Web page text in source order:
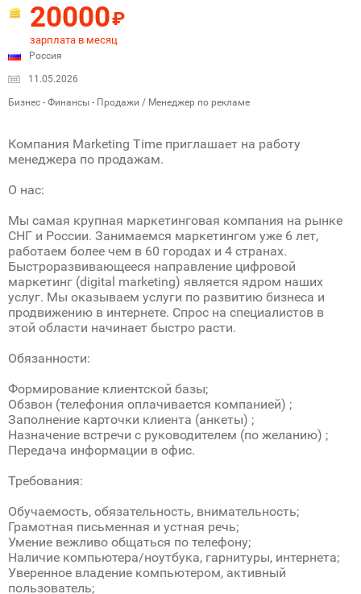
20000₽
зарплата в месяц
Россия
11.05.2026
Бизнес - Финансы - Продажи / Менеджер по рекламе
Компания Marketing Time приглашает на работу
менеджера по продажам.
О нас:
Мы самая крупная маркетинговая компания на рынке
СНГ и России. Занимаемся маркетингом уже 6 лет,
работаем более чем в 60 городах и 4 странах.
Быстроразвивающееся направление цифровой
маркетинг (digital marketing) является ядром наших
услуг. Мы оказываем услуги по развитию бизнеса и
продвижению в интернете. Спрос на специалистов в
этой области начинает быстро расти.
Обязанности:
Формирование клиентской базы;
Обзвон (телефония оплачивается компанией) ;
Заполнение карточки клиента (анкеты) ;
Назначение встречи с руководителем (по желанию) ;
Передача информации в офис.
Требования:
Обучаемость, обязательность, внимательность;
Грамотная письменная и устная речь;
Умение вежливо общаться по телефону;
Наличие компьютера/ноутбука, гарнитуры, интернета;
Уверенное владение компьютером, активный
пользователь;